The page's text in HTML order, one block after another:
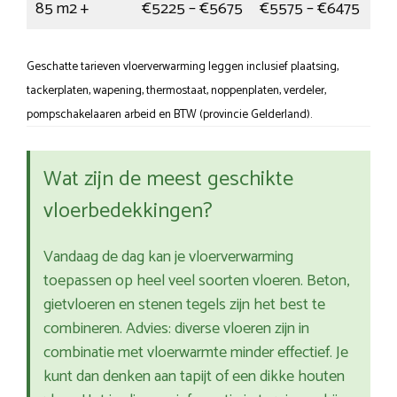
85 m2 + €5225 – €5675 €5575 – €6475
Geschatte tarieven vloerverwarming leggen inclusief plaatsing,
tackerplaten, wapening, thermostaat, noppenplaten, verdeler,
pompschakelaaren arbeid en BTW (provincie Gelderland).
Wat zijn de meest geschikte
vloerbedekkingen?
Vandaag de dag kan je vloerverwarming
toepassen op heel veel soorten vloeren. Beton,
gietvloeren en stenen tegels zijn het best te
combineren. Advies: diverse vloeren zijn in
combinatie met vloerwarmte minder effectief. Je
kunt dan denken aan tapijt of een dikke houten